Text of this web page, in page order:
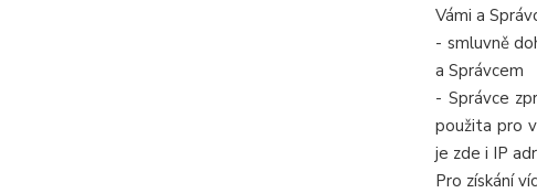
Vámi a
- smluvně
a Správcem
- Správce
použita pro
je zde i IP
Pro získání